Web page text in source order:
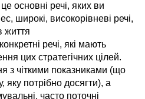
це основні речі, яких ви
широкі, високорівневі речі,
життя
речі, які мають
цих стратегічних цілей.
з чіткими показниками (що
потрібно досягти), а
часто поточні